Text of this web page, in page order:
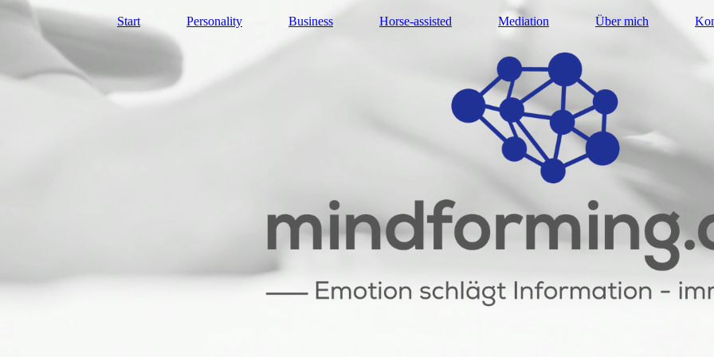
Start Personality Business Horse-assisted Mediation Über mich